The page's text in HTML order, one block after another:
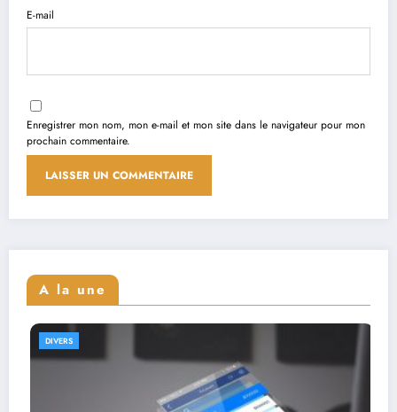
E-mail
Enregistrer mon nom, mon e-mail et mon site dans le navigateur pour mon
prochain commentaire.
A la une
DIVERS